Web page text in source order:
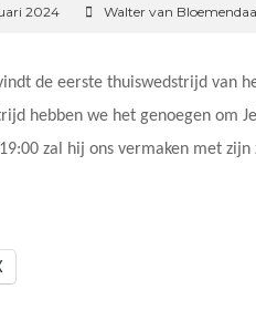
2024 Walter van
de eerste thuiswedstrijd van
hebben we het genoegen om
zal hij ons vermaken met